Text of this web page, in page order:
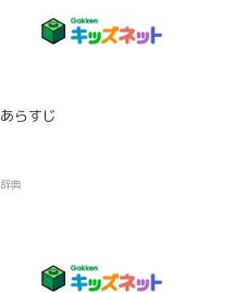
あらすじ
辞典